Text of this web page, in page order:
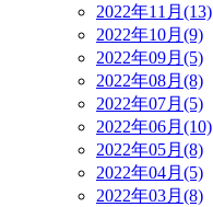
2022年11月(13)
2022年10月(9)
2022年09月(5)
2022年08月(8)
2022年07月(5)
2022年06月(10)
2022年05月(8)
2022年04月(5)
2022年03月(8)